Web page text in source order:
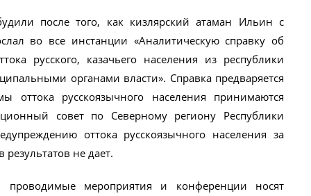
после того, как кизлярский атаман Ильин с
во все инстанции «Аналитическую справку об
русского, казачьего населения из республики
органами власти». Справка предваряется
русскоязычного населения принимаются
совет по Северному региону Республики
оттока русскоязычного населения за
не дает.
мероприятия и конференции носят